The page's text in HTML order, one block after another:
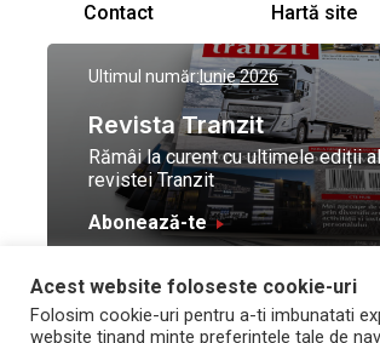
Contact
Hartă site
Ultimul număr:Iunie 2026
Revista Tranzit
Rămâi la curent cu ultimele ediții
revistei Tranzit
Abonează-te
© Toate drepturile
rezervate Trafic Media
Design by
and
Acest website foloseste cookie-uri
Folosim cookie-uri pentru a-ti imbunatati
website tinand minte preferintele tale de